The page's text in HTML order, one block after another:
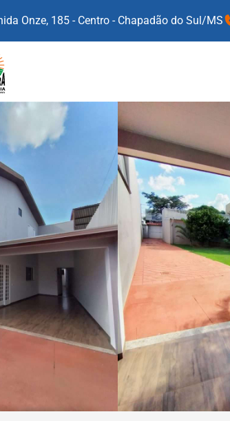
Onze, 185 - Centro - Chapadão do Sul/MS